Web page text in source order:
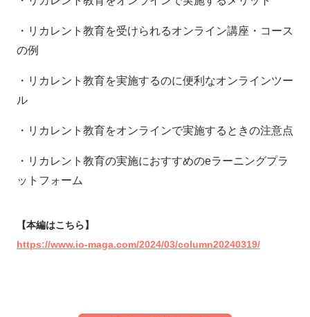
・リカレント教育を受けられるオンライン講座・コース
の例
・リカレント教育を実施するのに便利なオンラインツー
ル
・リカレント教育をオンラインで実施するときの注意点
・リカレント教育の実施におすすめのeラーニングプラ
ットフォーム
【本編はこちら】
https://www.io-maga.com/2024/03/column20240319/